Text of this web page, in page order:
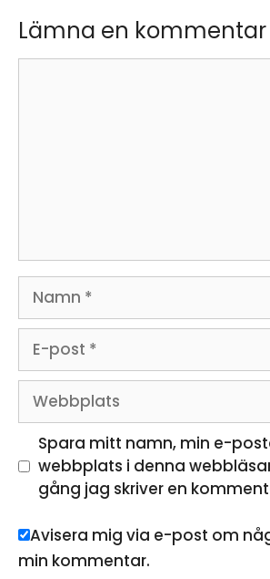
Lämna en kommentar
Namn
post
Webbplats
Spara mitt namn, min e-
webbplats i denna
gång jag skriver en
Avisera mig via e-post om
min kommentar.